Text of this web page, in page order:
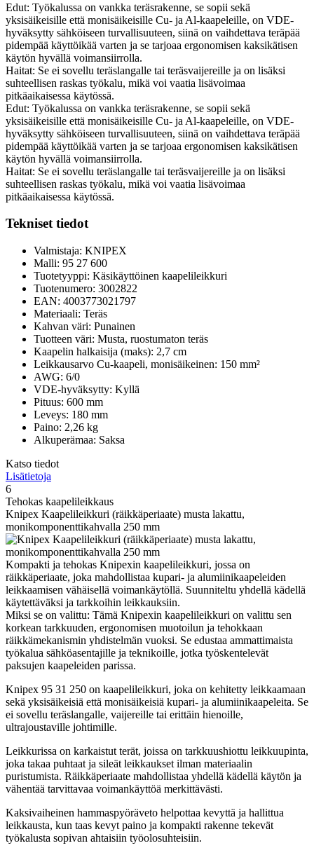
Edut: Työkalussa on vankka teräsrakenne, se sopii sekä
yksisäikeisille että monisäikeisille Cu- ja Al-kaapeleille, on VDE-
hyväksytty sähköiseen turvallisuuteen, siinä on vaihdettava teräpää
pidempää käyttöikää varten ja se tarjoaa ergonomisen kaksikätisen
käytön hyvällä voimansiirrolla.
Haitat: Se ei sovellu teräslangalle tai teräsvaijereille ja on lisäksi
suhteellisen raskas työkalu, mikä voi vaatia lisävoimaa
pitkäaikaisessa käytössä.
Edut: Työkalussa on vankka teräsrakenne, se sopii sekä
yksisäikeisille että monisäikeisille Cu- ja Al-kaapeleille, on VDE-
hyväksytty sähköiseen turvallisuuteen, siinä on vaihdettava teräpää
pidempää käyttöikää varten ja se tarjoaa ergonomisen kaksikätisen
käytön hyvällä voimansiirrolla.
Haitat: Se ei sovellu teräslangalle tai teräsvaijereille ja on lisäksi
suhteellisen raskas työkalu, mikä voi vaatia lisävoimaa
pitkäaikaisessa käytössä.
Tekniset tiedot
Valmistaja: KNIPEX
Malli: 95 27 600
Tuotetyyppi: Käsikäyttöinen kaapelileikkuri
Tuotenumero: 3002822
EAN: 4003773021797
Materiaali: Teräs
Kahvan väri: Punainen
Tuotteen väri: Musta, ruostumaton teräs
Kaapelin halkaisija (maks): 2,7 cm
Leikkausarvo Cu-kaapeli, monisäikeinen: 150 mm²
AWG: 6/0
VDE-hyväksytty: Kyllä
Pituus: 600 mm
Leveys: 180 mm
Paino: 2,26 kg
Alkuperämaa: Saksa
Katso tiedot
Lisätietoja
6
Tehokas kaapelileikkaus
Knipex Kaapelileikkuri (räikkäperiaate) musta lakattu,
monikomponenttikahvalla 250 mm
Kompakti ja tehokas Knipexin kaapelileikkuri, jossa on
räikkäperiaate, joka mahdollistaa kupari- ja alumiinikaapeleiden
leikkaamisen vähäisellä voimankäytöllä. Suunniteltu yhdellä kädellä
käytettäväksi ja tarkkoihin leikkauksiin.
Miksi se on valittu: Tämä Knipexin kaapelileikkuri on valittu sen
korkean tarkkuuden, ergonomisen muotoilun ja tehokkaan
räikkämekanismin yhdistelmän vuoksi. Se edustaa ammattimaista
työkalua sähköasentajille ja teknikoille, jotka työskentelevät
paksujen kaapeleiden parissa.
Knipex 95 31 250 on kaapelileikkuri, joka on kehitetty leikkaamaan
sekä yksisäikeisiä että monisäikeisiä kupari- ja alumiinikaapeleita. Se
ei sovellu teräslangalle, vaijereille tai erittäin hienoille,
ultrajoustaville johtimille.
Leikkurissa on karkaistut terät, joissa on tarkkuushiottu leikkuupinta,
joka takaa puhtaat ja sileät leikkaukset ilman materiaalin
puristumista. Räikkäperiaate mahdollistaa yhdellä kädellä käytön ja
vähentää tarvittavaa voimankäyttöä merkittävästi.
Kaksivaiheinen hammaspyöräveto helpottaa kevyttä ja hallittua
leikkausta, kun taas kevyt paino ja kompakti rakenne tekevät
työkalusta sopivan ahtaisiin työolosuhteisiin.